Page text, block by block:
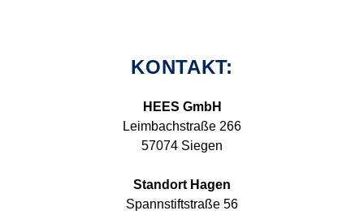
KONTAKT:
HEES GmbH
Leimbachstraße 266
57074 Siegen
Standort Hagen
Spannstiftstraße 56